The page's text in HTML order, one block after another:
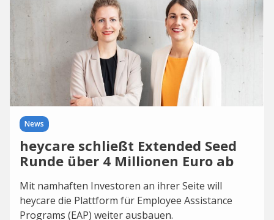
News
heycare schließt Extended Seed
Runde über 4 Millionen Euro ab
Mit namhaften Investoren an ihrer Seite will
heycare die Plattform für Employee Assistance
Programs (EAP) weiter ausbauen.